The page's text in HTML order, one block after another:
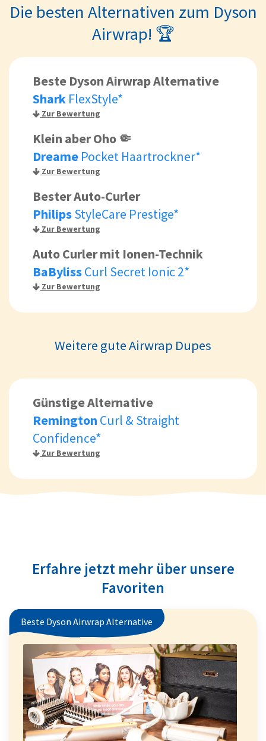
Die besten Alternativen zum Dyson
Airwrap! 🏆
Beste Dyson Airwrap Alternative
Shark FlexStyle*
Zur Bewertung
Klein aber Oho 🤏
Dreame Pocket Haartrockner*
Zur Bewertung
Bester Auto-Curler
PhilipsStyleCare Prestige*
Zur Bewertung
Auto Curler mit Ionen-Technik
BaBylissCurl Secret Ionic 2*
Zur Bewertung
Weitere gute Airwrap Dupes
Günstige Alternative
Remington Curl & Straight
Confidence*
Zur Bewertung
Erfahre jetzt mehr über unsere
Favoriten
Beste Dyson Airwrap Alternative